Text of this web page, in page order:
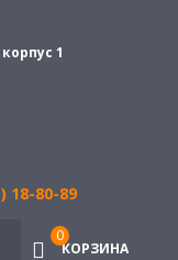
1
18-80-89
КОРЗИНА
0